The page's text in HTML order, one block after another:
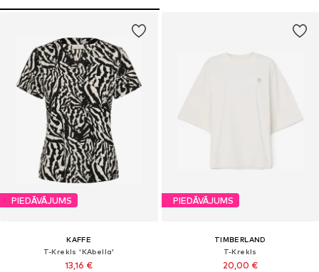
PIEDĀVĀJUMS
KAFFE
T-Krekls 'KAbella'
13,16 €
PIEDĀVĀJUMS
TIMBERLAND
T-Krekls
20,00 €